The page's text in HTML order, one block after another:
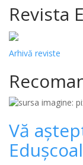
Revista
Arhivă reviste
Vă